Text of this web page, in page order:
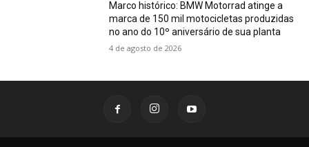
Marco histórico: BMW Motorrad atinge a
marca de 150 mil motocicletas produzidas
no ano do 10º aniversário de sua planta
4 de agosto de 2026